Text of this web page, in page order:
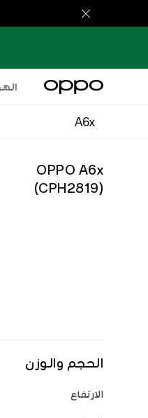
A6x
OPPO A6x
(
CPH2819
)
الحجم والوزن
الارتفاع